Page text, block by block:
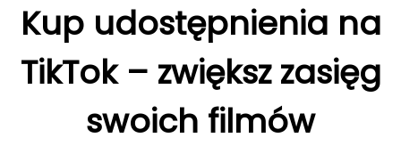
Kup udostępnienia na
TikTok – zwiększ zasięg
swoich filmów